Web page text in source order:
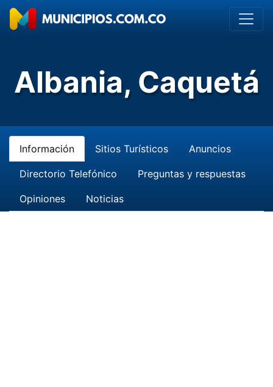
Albania, Caquetá
Información Sitios Turísticos Anuncios
Directorio Telefónico Preguntas y respuestas
Opiniones Noticias